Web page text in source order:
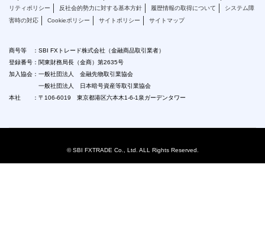
リティポリシー
反社会的勢力に対する基本方針 履歴情報の取得について
システム障
害時の対応
Cookieポリシー サイトポリシー サイトマップ
商号等 ：SBI FXトレード株式会社（金融商品取引業者）
登録番号：関東財務局長（金商）第2635号
加入協会：一般社団法人 金融先物取引業協会
一般社団法人 日本暗号資産等取引業協会
本社 ：〒106-6019 東京都港区六本木1-6-1泉ガーデンタワー
© SBI FXTRADE Co., Ltd. ALL Rights Reserved.